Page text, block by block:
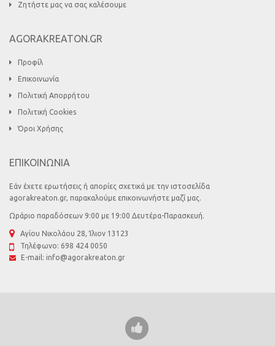
Ζητήστε μας να σας καλέσουμε
AGORAKREATON.GR
Προφίλ
Επικοινωνία
Πολιτική Απορρήτου
Πολιτική Cookies
Όροι Χρήσης
ΕΠΙΚΟΙΝΩΝΙΑ
Εάν έχετε ερωτήσεις ή απορίες σχετικά με την ιστοσελίδα
agorakreaton.gr, παρακαλούμε επικοινωνήστε μαζί μας.
Ωράριο παραδόσεων 9:00 με 19:00 Δευτέρα-Παρασκευή.
Αγίου Νικολάου 28, Ίλιον 13123
Τηλέφωνο: 698 424 0050
E-mail: info@agorakreaton.gr